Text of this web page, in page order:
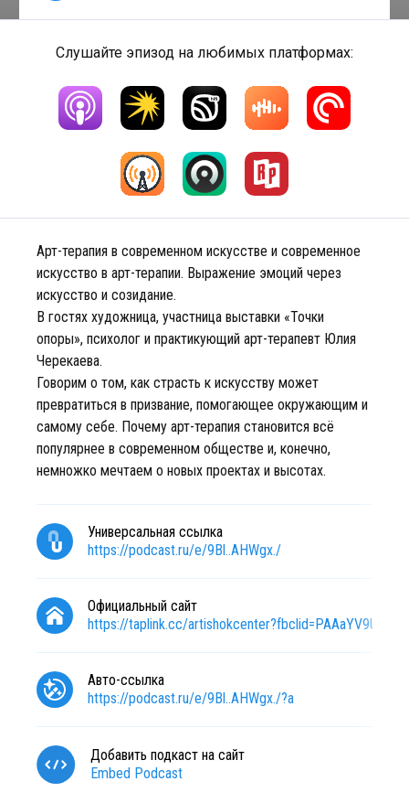
Слушайте эпизод на любимых платформах:
Арт-терапия в современном искусстве и современное
искусство в арт-терапии. Выражение эмоций через
искусство и созидание.
В гостях художница, участница выставки «Точки
опоры», психолог и практикующий арт-терапевт Юлия
Черекаева.
Говорим о том, как страсть к искусству может
превратиться в призвание, помогающее окружающим и
самому себе. Почему арт-терапия становится всё
популярнее в современном обществе и, конечно,
немножко мечтаем о новых проектах и высотах.
Универсальная ссылка
https://podcast.ru/e/9Bl..AHWgx./
Официальный сайт
https://taplink.cc/
Авто-ссылка
https://podcast.ru/e/9Bl..AHWgx./?a
Добавить подкаст на сайт
Embed Podcast